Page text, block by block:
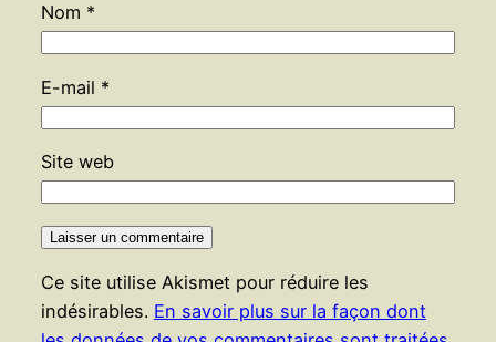
Nom *
E-mail *
Site web
Ce site utilise Akismet pour réduire les
indésirables. En savoir plus sur la façon dont